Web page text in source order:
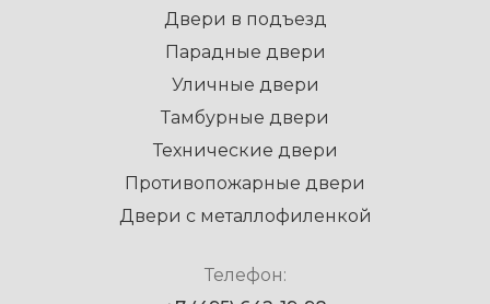
Двери в подъезд
Парадные двери
Уличные двери
Тамбурные двери
Технические двери
Противопожарные двери
Двери с металлофиленкой
Телефон: